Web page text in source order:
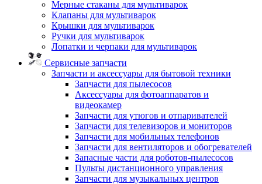
Мерные стаканы для мультиварок
Клапаны для мультиварок
Крышки для мультиварок
Ручки для мультиварок
Лопатки и черпаки для мультиварок
Сервисные запчасти
Запчасти и аксессуары для бытовой техники
Запчасти для пылесосов
Аксессуары для фотоаппаратов и
видеокамер
Запчасти для утюгов и отпаривателей
Запчасти для телевизоров и мониторов
Запчасти для мобильных телефонов
Запчасти для вентиляторов и обогревателей
Запасные части для роботов-пылесосов
Пульты дистанционного управления
Запчасти для музыкальных центров